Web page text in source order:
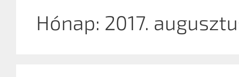
Hónap: 2017.